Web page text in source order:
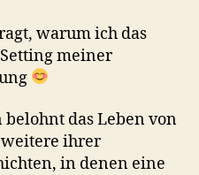
warum ich das
meiner
das Leben von
ihrer
in denen eine